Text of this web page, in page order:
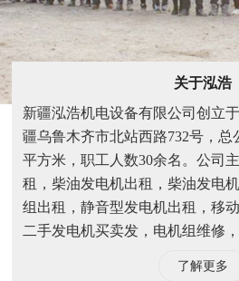
关于泓浩
新疆泓浩机电设备有限公司创立
疆乌鲁木齐市北站西路732号，总
平方米，职工人数30余名。公司
租，柴油发电机出租，柴油发电
组出租，静音型发电机出租，移
二手发电机买卖发，电机组维修
了解更多